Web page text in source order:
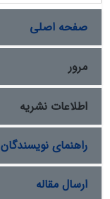
صفحه اصلی
مرور
اطلاعات نشریه
راهنمای نویسندگان
ارسال مقاله